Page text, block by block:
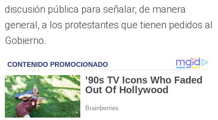
discusión pública para señalar, de manera
general, a los protestantes que tienen pedidos al
Gobierno.